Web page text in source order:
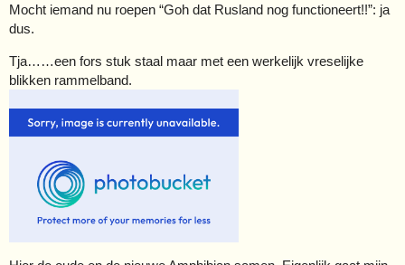
Mocht iemand nu roepen “Goh dat Rusland nog functioneert!!”: ja
dus.
Tja……een fors stuk staal maar met een werkelijk vreselijke
blikken rammelband.